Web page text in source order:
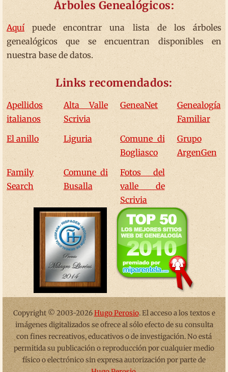
Árboles Genealógicos:
Aquí puede encontrar una lista de los árboles
genealógicos que se encuentran disponibles en
nuestra base de datos.
Links recomendados:
Apellidos
italianos
Alta Valle
Scrivia
GeneaNet
Genealogía
Familiar
El anillo
Liguria
Comune di
Bogliasco
Grupo
ArgenGen
Family
Search
Comune di
Busalla
Fotos del
valle de
Scrivia
Copyright © 2003-2026Hugo Perosio. El acceso a los textos e
imágenes digitalizados se ofrece al sólo efecto de su consulta
con fines recreativos, educativos o de investigación. No está
permitida su publicación o reproducción por cualquier medio
físico o electrónico sin expresa autorización por parte de